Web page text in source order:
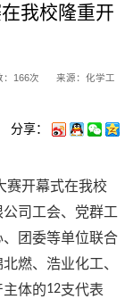
我校隆重开
166次
来源：化学工
分享：
赛开幕式在我校
司工会、党群工
团委等单位联合
燃、浩业化工、
体的12支代表